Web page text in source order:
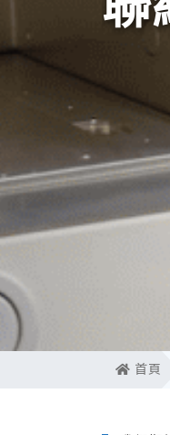
首頁